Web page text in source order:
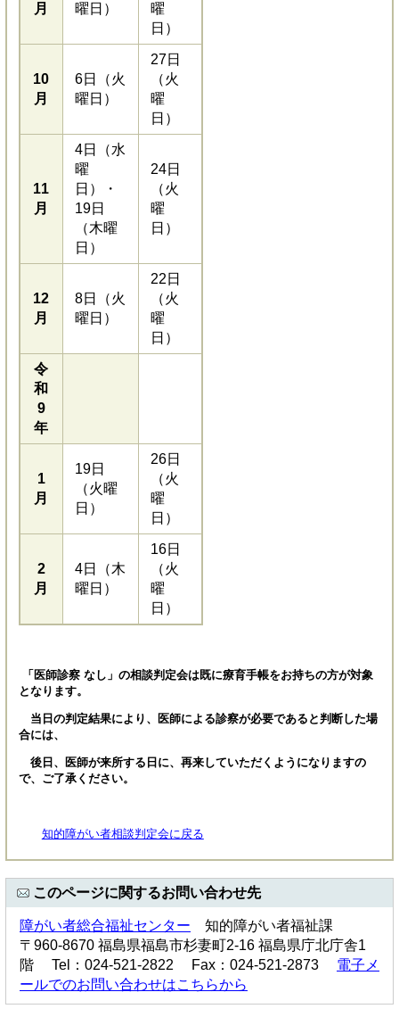
月
曜日）
曜
日）
10
月
6日（火
曜日）
27日
（火
曜
日）
11
月
4日（水
曜
日）・
19日
（木曜
日）
24日
（火
曜
日）
12
月
8日（火
曜日）
22日
（火
曜
日）
令
和
9
年
1
月
19日
（火曜
日）
26日
（火
曜
日）
2
月
4日（木
曜日）
16日
（火
曜
日）
「医師診察 なし」の相談判定会は既に療育手帳をお持ちの方が対象
となります。
当日の判定結果により、医師による診察が必要であると判断した場
合には、
後日、医師が来所する日に、再来していただくようになりますの
で、ご了承ください。
知的障がい者相談判定会に戻る
このページに関するお問い合わせ先
障がい者総合福祉センター 知的障がい者福祉課
〒960-8670 福島県福島市杉妻町2-16 福島県庁北庁舎1
階 Tel：024-521-2822 Fax：024-521-2873 電子メ
ールでのお問い合わせはこちらから